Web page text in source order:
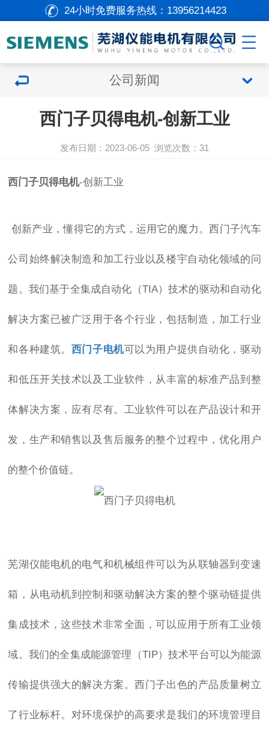
24小时免费服务热线： 13956214423
公司新闻
西门子贝得电机-创新工业
发布日期：2023-06-05 浏览次数：31
西门子贝得电机-创新工业
创新产业，懂得它的方式，运用它的魔力。西门子汽车
公司始终解决制造和加工行业以及楼宇自动化领域的问
题。我们基于全集成自动化（TIA）技术的驱动和自动化
解决方案已被广泛用于各个行业，包括制造，加工行业
和各种建筑。 西门子电机可以为用户提供自动化，驱动
和低压开关技术以及工业软件，从丰富的标准产品到整
体解决方案，应有尽有。工业软件可以在产品设计和开
发，生产和销售以及售后服务的整个过程中，优化用户
的整个价值链。
芜湖仪能电机的电气和机械组件可以为从联轴器到变速
箱，从电动机到控制和驱动解决方案的整个驱动链提供
集成技术，这些技术非常全面，可以应用于所有工业领
域。我们的全集成能源管理（TIP）技术平台可以为能源
传输提供强大的解决方案。西门子出色的产品质量树立
了行业标杆。对环境保护的高要求是我们的环境管理目